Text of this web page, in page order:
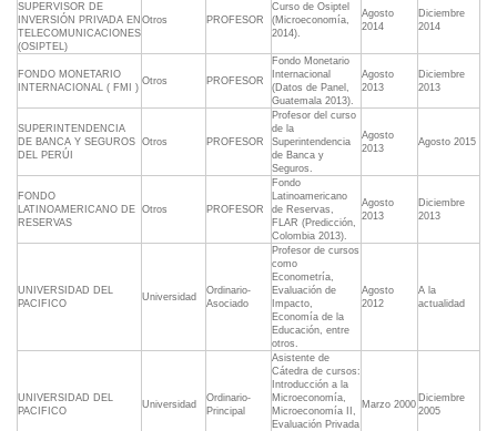
SUPERVISOR DE
INVERSIÓN PRIVADA EN
TELECOMUNICACIONES
(OSIPTEL)
Otros PROFESOR
Curso de Osiptel
(Microeconomía,
2014).
Agosto
2014
Diciembre
2014
FONDO MONETARIO
INTERNACIONAL ( FMI )
Otros PROFESOR
Fondo Monetario
Internacional
(Datos de Panel,
Guatemala 2013).
Agosto
2013
Diciembre
2013
SUPERINTENDENCIA
DE BANCA Y SEGUROS
DEL PERÚI
Otros PROFESOR
Profesor del curso
de la
Superintendencia
de Banca y
Seguros.
Agosto
2013
Agosto 2015
FONDO
LATINOAMERICANO DE
RESERVAS
Otros PROFESOR
Fondo
Latinoamericano
de Reservas,
FLAR (Predicción,
Colombia 2013).
Agosto
2013
Diciembre
2013
UNIVERSIDAD DEL
PACIFICO
Universidad
Ordinario-
Asociado
Profesor de cursos
como
Econometría,
Evaluación de
Impacto,
Economía de la
Educación, entre
otros.
Agosto
2012
A la
actualidad
UNIVERSIDAD DEL
PACIFICO
Universidad
Ordinario-
Principal
Asistente de
Cátedra de cursos:
Introducción a la
Microeconomía,
Microeconomía II,
Evaluación Privada
Marzo 2000
Diciembre
2005